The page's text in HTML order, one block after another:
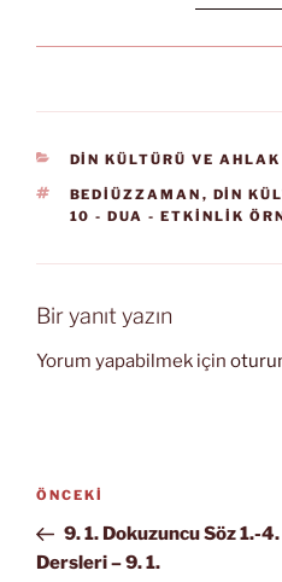
KATEGORILER
DİN KÜLTÜRÜ VE
ETIKETLER
BEDIÜZZAMAN , DİN
10 - DUA - ETKINLIK
Bir yanıt yazın
Yorum yapabilmek için
Yazı
Önceki
Yazı
ÖNCEKI
9. 1. Dokuzuncu Söz 1.-
Dersleri – 9. 1.